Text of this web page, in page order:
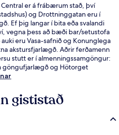
er á frábærum stað, því
og Drottninggatan eru í
Ef þig langar í bita eða svalandi
vegna þess að bæði bar/setustofa
eru Vasa-safnið og Konunglega
akstursfjarlægð. Aðrir ferðamenn
stutt er í almenningssamgöngur:
göngufjarlægð og Hötorget
gististað